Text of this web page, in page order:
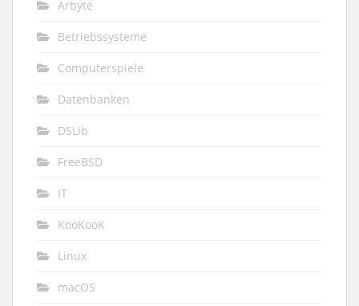
Arbyte
Betriebssysteme
Computerspiele
Datenbanken
DSLib
FreeBSD
IT
KooKooK
Linux
macOS